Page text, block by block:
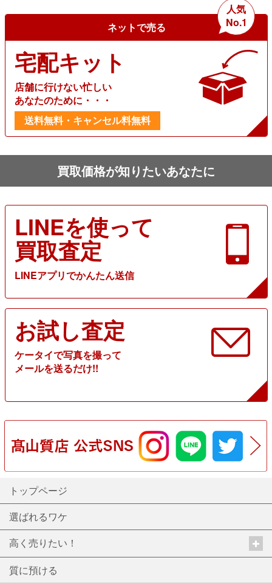
ネットで売る
人気
No.1
宅配キット
店舗に行けない忙しい
あなたのために・・・
送料無料・キャンセル料無料
買取価格が知りたいあなたに
LINEを使って
買取査定
LINEアプリでかんたん送信
お試し査定
ケータイで写真を撮って
メールを送るだけ!!
トップページ
選ばれるワケ
高く売りたい！
質に預ける